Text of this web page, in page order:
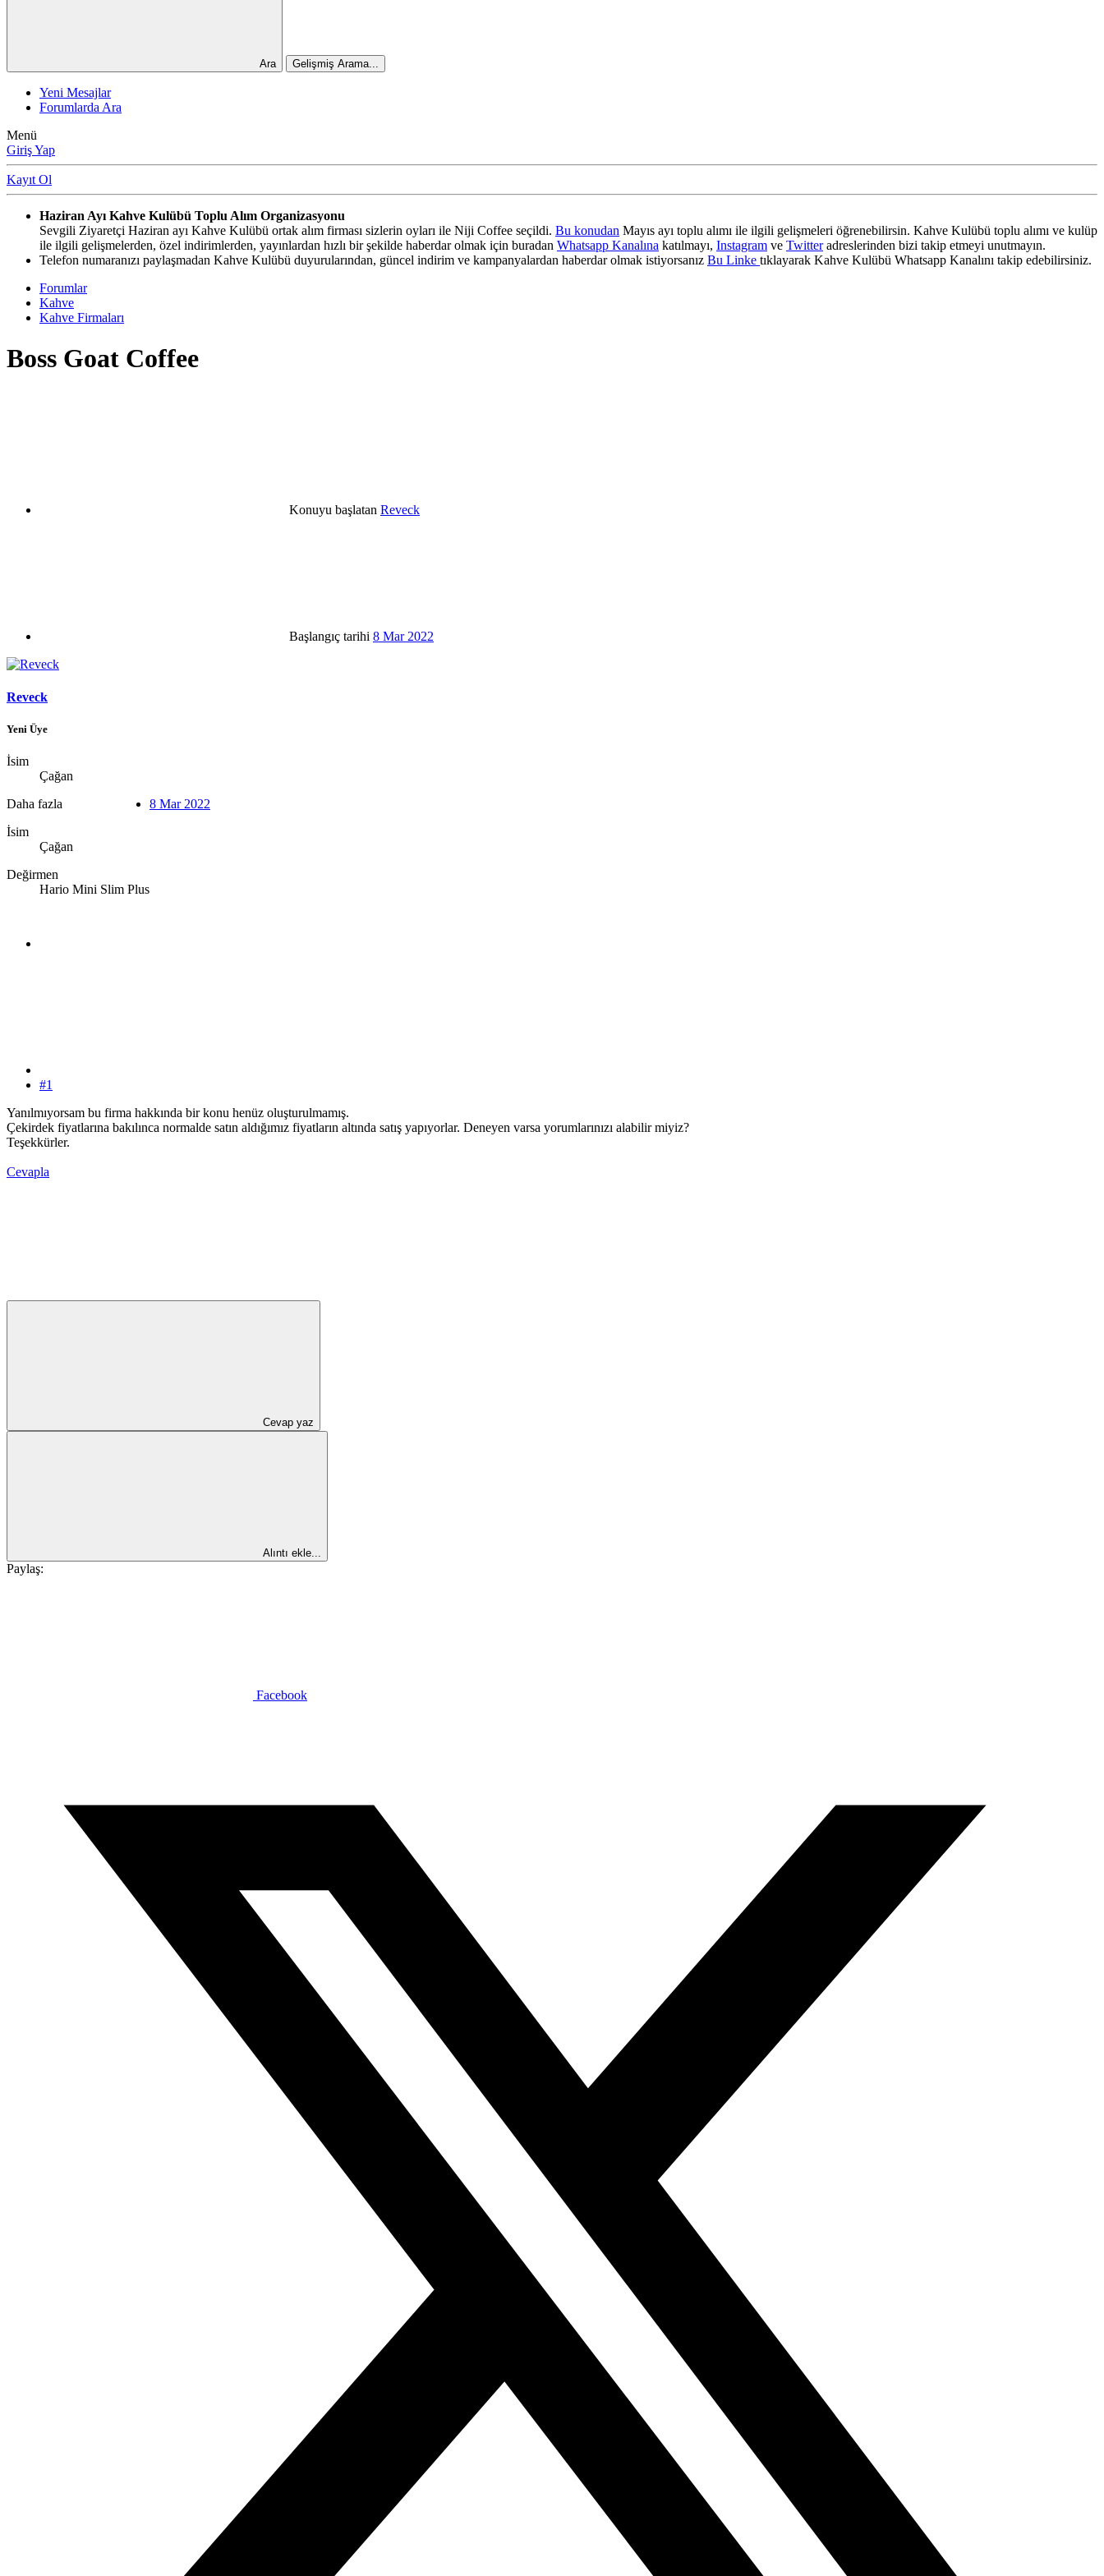
Ara Gelişmiş Arama...
Yeni Mesajlar
Forumlarda Ara
Menü
Giriş Yap
Kayıt Ol
Haziran Ayı Kahve Kulübü Toplu Alım Organizasyonu
Sevgili Ziyaretçi Haziran ayı Kahve Kulübü ortak alım firması sizlerin oyları ile Niji Coffee seçildi. Bu konudan Mayıs ayı toplu alımı ile ilgili gelişmeleri öğrenebilirsin. Kahve Kulübü toplu alımı ve kulüp
ile ilgili gelişmelerden, özel indirimlerden, yayınlardan hızlı bir şekilde haberdar olmak için buradan Whatsapp Kanalına katılmayı, Instagram ve Twitteradreslerinden bizi takip etmeyi unutmayın.
Telefon numaranızı paylaşmadan Kahve Kulübü duyurularından, güncel indirim ve kampanyalardan haberdar olmak istiyorsanız Bu Linke tıklayarak Kahve Kulübü Whatsapp Kanalını takip edebilirsiniz.
Forumlar
Kahve
Kahve Firmaları
Boss Goat Coffee
Konuyu başlatan Reveck
Başlangıç tarihi 8 Mar 2022
Reveck
Yeni Üye
İsim
Çağan
Daha fazla
İsim
Çağan
Değirmen
Hario Mini Slim Plus
8 Mar 2022
#1
Yanılmıyorsam bu firma hakkında bir konu henüz oluşturulmamış.
Çekirdek fiyatlarına bakılınca normalde satın aldığımız fiyatların altında satış yapıyorlar. Deneyen varsa yorumlarınızı alabilir miyiz?
Teşekkürler.
Cevapla
Cevap yaz
Alıntı ekle...
Paylaş:
Facebook